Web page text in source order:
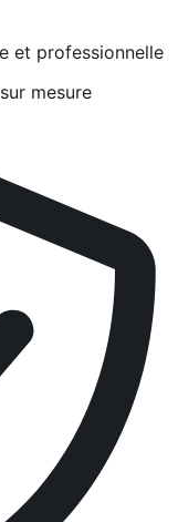
et professionnelle
mesure